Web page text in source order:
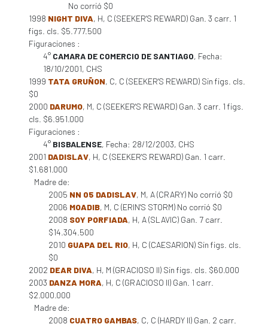
No corrió $0
1998 NIGHT DIVA, H, C (SEEKER'S REWARD) Gan. 3 carr. 1
figs. cls. $5.777.500
Figuraciones :
4° CAMARA DE COMERCIO DE SANTIAGO, Fecha:
18/10/2001, CHS
1999 TATA GRUÑON, C, C (SEEKER'S REWARD) Sin figs. cls.
$0
2000 DARUMO, M, C (SEEKER'S REWARD) Gan. 3 carr. 1 figs.
cls. $6.951.000
Figuraciones :
4° BISBALENSE, Fecha: 28/12/2003, CHS
2001 DADISLAV, H, C (SEEKER'S REWARD) Gan. 1 carr.
$1.681.000
Madre de:
2005 NN 05 DADISLAV, M, A (CRARY) No corrió $0
2006 MOADIB, M, C (ERIN'S STORM) No corrió $0
2008 SOY PORFIADA, H, A (SLAVIC) Gan. 7 carr.
$14.304.500
2010 GUAPA DEL RIO, H, C (CAESARION) Sin figs. cls.
$0
2002 DEAR DIVA, H, M (GRACIOSO II) Sin figs. cls. $60.000
2003 DANZA MORA, H, C (GRACIOSO II) Gan. 1 carr.
$2.000.000
Madre de:
2008 CUATRO GAMBAS, C, C (HARDY II) Gan. 2 carr.